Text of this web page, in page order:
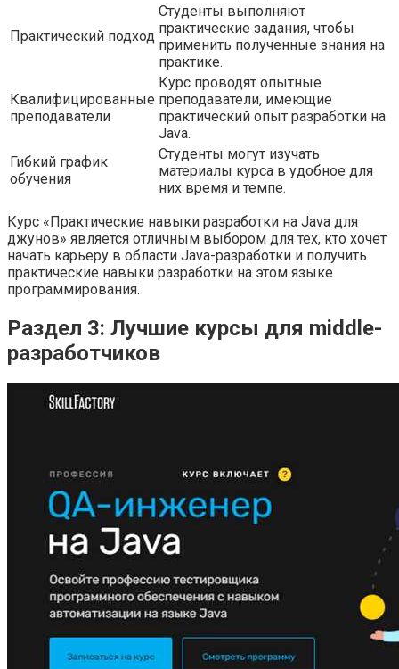
Практический подход
Студенты выполняют
практические задания, чтобы
применить полученные знания на
практике.
Квалифицированные
преподаватели
Курс проводят опытные
преподаватели, имеющие
практический опыт разработки на
Java.
Гибкий график
обучения
Студенты могут изучать
материалы курса в удобное для
них время и темпе.
Курс «Практические навыки разработки на Java для
джунов» является отличным выбором для тех, кто хочет
начать карьеру в области Java-разработки и получить
практические навыки разработки на этом языке
программирования.
Раздел 3: Лучшие курсы для middle-
разработчиков